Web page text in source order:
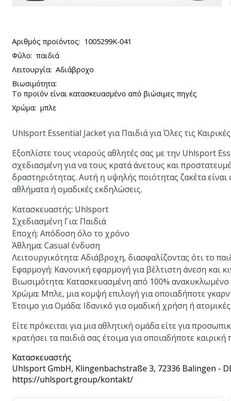
Αριθμός προϊόντος: 1005299K-041
Φύλο: παιδιά
Λειτουργία: Αδιάβροχο
Βιωσιμότητα:
Το προϊόν είναι κατασκευασμένο από βιώσιμες πηγές
Χρώμα: μπλε
Uhlsport Essential Jacket για Παιδιά για Όλες τις
Εξοπλίστε τους νεαρούς αθλητές σας με την Uhlsport
σχεδιασμένη για να τους κρατά άνετους και
δραστηριότητας. Αυτή η υψηλής ποιότητας ζακέτα είναι
αθλήματα ή ομαδικές εκδηλώσεις.
Κατασκευαστής: Uhlsport
Σχεδιασμένη Για: Παιδιά
Εποχή: Απόδοση όλο το χρόνο
Άθλημα: Casual ένδυση
Λειτουργικότητα: Αδιάβροχη, διασφαλίζοντας ότι το
Εφαρμογή: Κανονική εφαρμογή για βέλτιστη άνεση και
Βιωσιμότητα: Κατασκευασμένη από 100% ανακυκλωμένο
Χρώμα: Μπλε, μια κομψή επιλογή για οποιαδήποτε
Έτοιμο για Ομάδα: Ιδανικό για ομαδική χρήση ή
Είτε πρόκειται για μια αθλητική ομάδα είτε για
κρατήσει τα παιδιά σας έτοιμα για οποιαδήποτε
Κατασκευαστής
Uhlsport GmbH, Klingenbachstraße 3, 72336 Balingen -
https://uhlsport.group/kontakt/